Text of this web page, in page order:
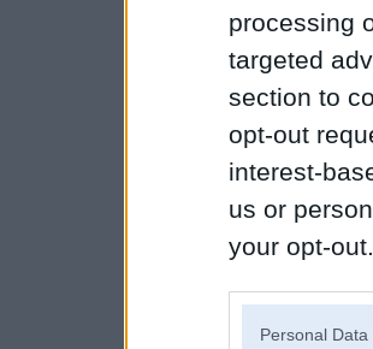
processing
targeted
section to
opt-out
interest-
us or
your opt-
Personal